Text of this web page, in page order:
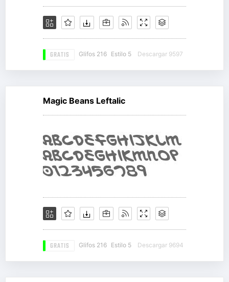
GRATIS Glifos 216 Estilo 5 Descargar 9597
Magic Beans Leftalic
GRATIS Glifos 216 Estilo 5 Descargar 9694